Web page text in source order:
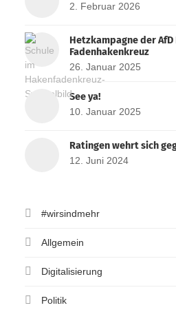
2. Februar 2026
Hetzkampagne der AfD
Fadenhakenkreuz
26. Januar 2025
See ya!
10. Januar 2025
Ratingen wehrt sich
12. Juni 2024
#wirsindmehr
Allgemein
Digitalisierung
Politik